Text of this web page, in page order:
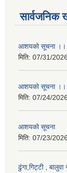
सार्वजनिक
आशयको सूचना ।।
मिति: 07/31/
आशयको सूचना ।।
मिति: 07/24/
आशयको सूचना
मिति: 07/23/
ढुंगा,गिट्टी ,